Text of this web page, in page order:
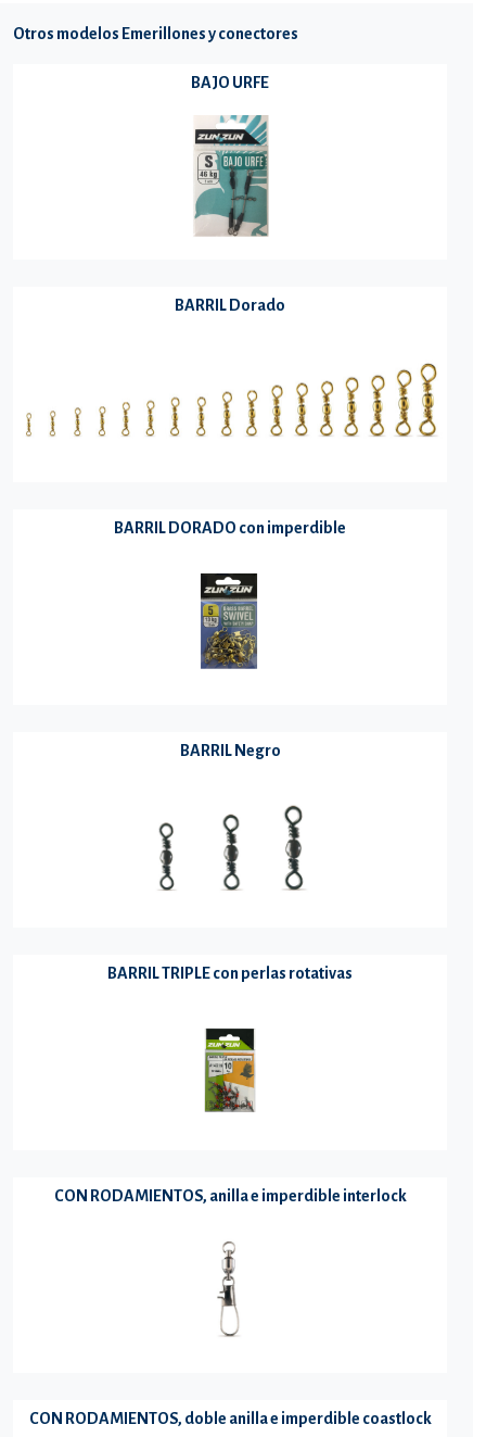
Otros modelos Emerillones y conectores
BAJO URFE
BARRIL Dorado
BARRIL DORADO con imperdible
BARRIL Negro
BARRIL TRIPLE con perlas rotativas
CON RODAMIENTOS, anilla e imperdible interlock
CON RODAMIENTOS, doble anilla e imperdible coastlock